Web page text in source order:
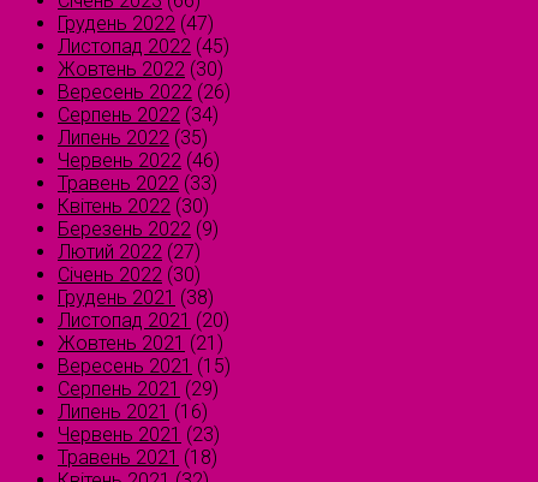
Грудень 2022 (47)
Листопад 2022 (45)
Жовтень 2022 (30)
Вересень 2022 (26)
Серпень 2022 (34)
Липень 2022 (35)
Червень 2022 (46)
Травень 2022 (33)
Квітень 2022 (30)
Березень 2022 (9)
Лютий 2022 (27)
Січень 2022 (30)
Грудень 2021 (38)
Листопад 2021 (20)
Жовтень 2021 (21)
Вересень 2021 (15)
Серпень 2021 (29)
Липень 2021 (16)
Червень 2021 (23)
Травень 2021 (18)